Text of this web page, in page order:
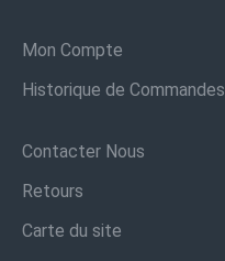
Mon Compte
Historique de Commandes
Contacter Nous
Retours
Carte du site